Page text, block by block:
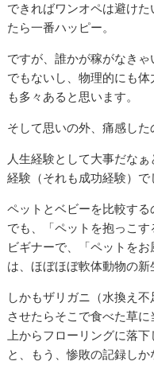
できればワンオペは避け
たら一番ハッピー。
ですが、誰かが稼がなき
でもないし、物理的にも
も多々あると思います。
そして思いの外、痛感した
人生経験として大事だな
経験（それも成功経験）で
ペットとベビーを比較する
でも、「ペットを抱っこ
ビギナーで、「ペットを
は、ほぼほぼ軟体動物の新
しかもザリガニ（水換え
させたらそこで食べた草
上からフローリングに落下
と、もう、惨敗の記録し